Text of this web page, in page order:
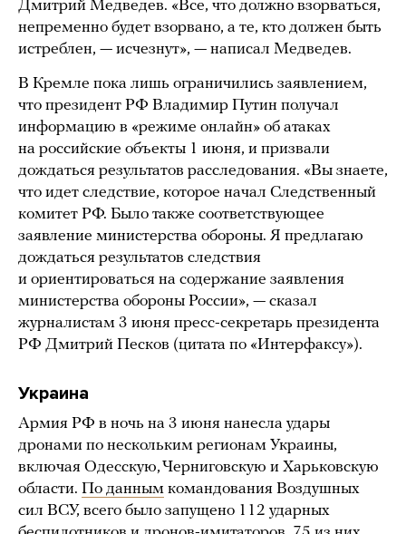
Дмитрий Медведев. «Все, что должно взорваться,
непременно будет взорвано, а те, кто должен быть
истреблен, — исчезнут», — написал Медведев.
В Кремле пока лишь ограничились заявлением,
что президент РФ Владимир Путин получал
информацию в «режиме онлайн» об атаках
на российские объекты 1 июня, и призвали
дождаться результатов расследования. «Вы знаете,
что идет следствие, которое начал Следственный
комитет РФ. Было также соответствующее
заявление министерства обороны. Я предлагаю
дождаться результатов следствия
и ориентироваться на содержание заявления
министерства обороны России», — сказал
журналистам 3 июня пресс-секретарь президента
РФ Дмитрий Песков (цитата по «Интерфаксу»).
Украина
Армия РФ в ночь на 3 июня нанесла удары
дронами по нескольким регионам Украины,
включая Одесскую, Черниговскую и Харьковскую
области. По данным командования Воздушных
сил ВСУ, всего было запущено 112 ударных